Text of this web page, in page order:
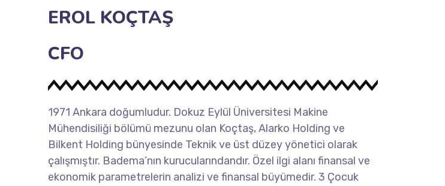
EROL KOÇTAŞ
CFO
1971 Ankara doğumludur. Dokuz Eylül Üniversitesi Makine
Mühendisiliği bölümü mezunu olan Koçtaş, Alarko Holding ve
Bilkent Holding bünyesinde Teknik ve üst düzey yönetici olarak
çalışmıştır. Badema’nın kurucularındandır. Özel ilgi alanı finansal ve
ekonomik parametrelerin analizi ve finansal büyümedir. 3 Çocuk